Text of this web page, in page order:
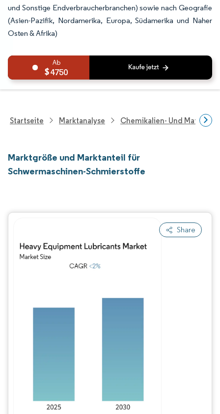
und Sonstige Endverbraucherbranchen) sowie nach Geografie
(Asien-Pazifik, Nordamerika, Europa, Südamerika und Naher
Osten & Afrika)
4750
Startseite Marktanalyse Chemikalien- Und
Marktgröße und Marktanteil für
Schwermaschinen-Schmierstoffe
Share